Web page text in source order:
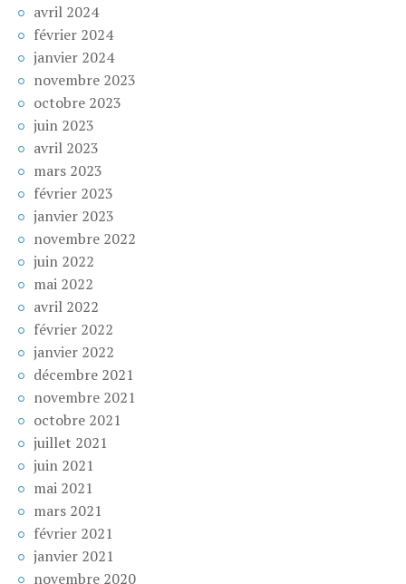
avril 2024
février 2024
janvier 2024
novembre 2023
octobre 2023
juin 2023
avril 2023
mars 2023
février 2023
janvier 2023
novembre 2022
juin 2022
mai 2022
avril 2022
février 2022
janvier 2022
décembre 2021
novembre 2021
octobre 2021
juillet 2021
juin 2021
mai 2021
mars 2021
février 2021
janvier 2021
novembre 2020